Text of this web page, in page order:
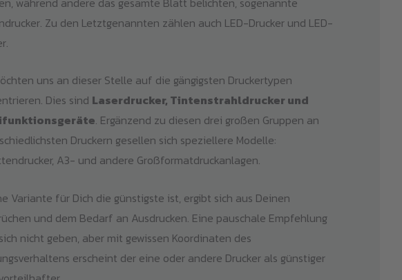
Zu den Letztgenannten zählen auch LED-Drucker und LED-
uns an dieser Stelle auf die gängigsten Druckertypen
Dies sind Laserdrucker, Tintenstrahldrucker und
. Ergänzend zu diesen drei großen Gruppen an
Druckern gesellen sich speziellere Modelle:
A3- und andere Großformatdruckanlagen.
Variante für Dich die günstigste ist, ergibt sich aus Deinen
und dem Bedarf an Ausdrucken. Eine pauschale Empfehlung
nicht geben, aber mit gewissen Koordinaten des
erscheint der eine oder andere Drucker als günstiger